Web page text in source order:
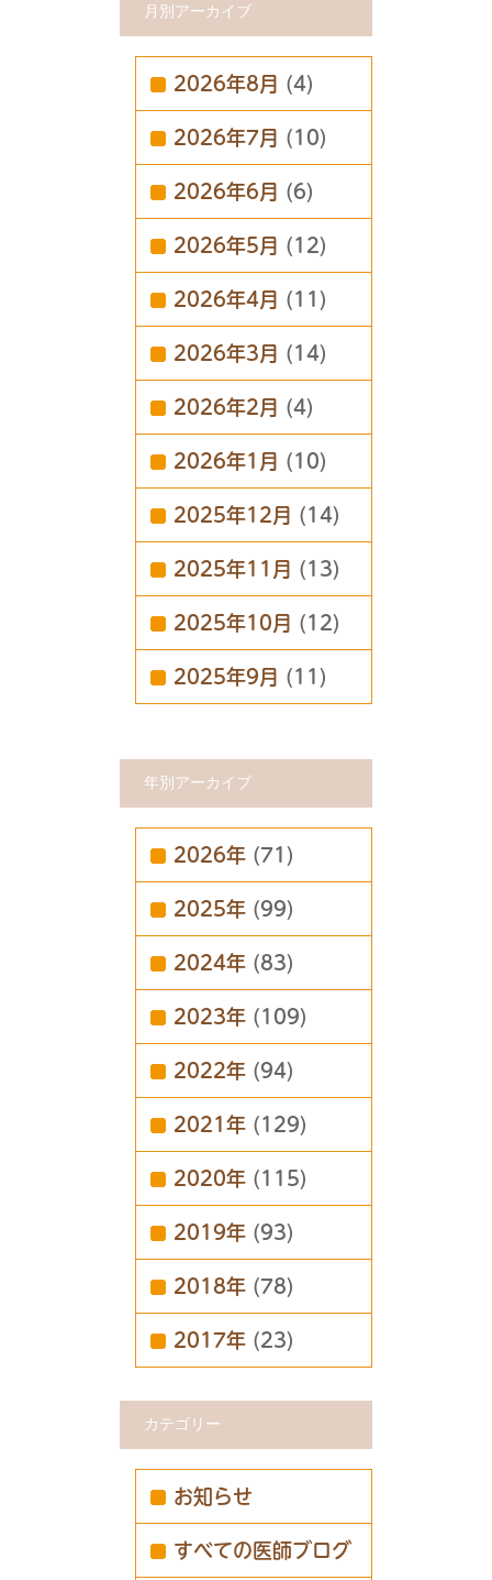
月別アーカイブ
2026年8月 (4)
2026年7月 (10)
2026年6月 (6)
2026年5月 (12)
2026年4月 (11)
2026年3月 (14)
2026年2月 (4)
2026年1月 (10)
2025年12月 (14)
2025年11月 (13)
2025年10月 (12)
2025年9月 (11)
年別アーカイブ
2026年 (71)
2025年 (99)
2024年 (83)
2023年 (109)
2022年 (94)
2021年 (129)
2020年 (115)
2019年 (93)
2018年 (78)
2017年 (23)
カテゴリー
お知らせ
すべての医師ブログ